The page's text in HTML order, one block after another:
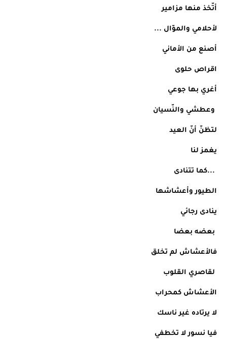
أتّخذ منها مزامير
لأحلامي والموّال ...
أصنع من الأماني
اقراص حلوى
أغري بها جوعي
لتظنّ أنّ العيد
يغمز لنا
الطيور وأعشاشها
ينادى رجائي
فالأعشاش لم تخلق
الأعشاش كمحراب
لا يرتاده غير ناسك
فيا نسور لا تخطفي